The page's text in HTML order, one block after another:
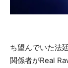
ち望んでいた法
関係者がReal